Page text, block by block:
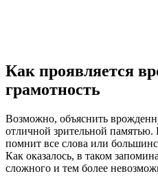
Как проявляется
грамотность
Возможно, объяснить
отличной зрительной памятью.
помнит все слова или
Как оказалось, в таком
сложного и тем более